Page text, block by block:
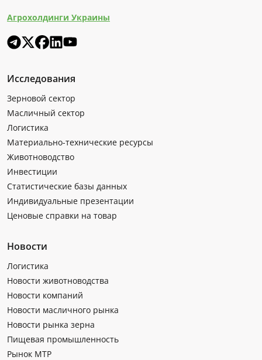
Агрохолдинги Украины
Исследования
Зерновой сектор
Масличный сектор
Логистика
Материально-технические ресурсы
Животноводство
Инвестиции
Статистические базы данных
Индивидуальные презентации
Ценовые справки на товар
Новости
Логистика
Новости животноводства
Новости компаний
Новости масличного рынка
Новости рынка зерна
Пищевая промышленность
Рынок МТР